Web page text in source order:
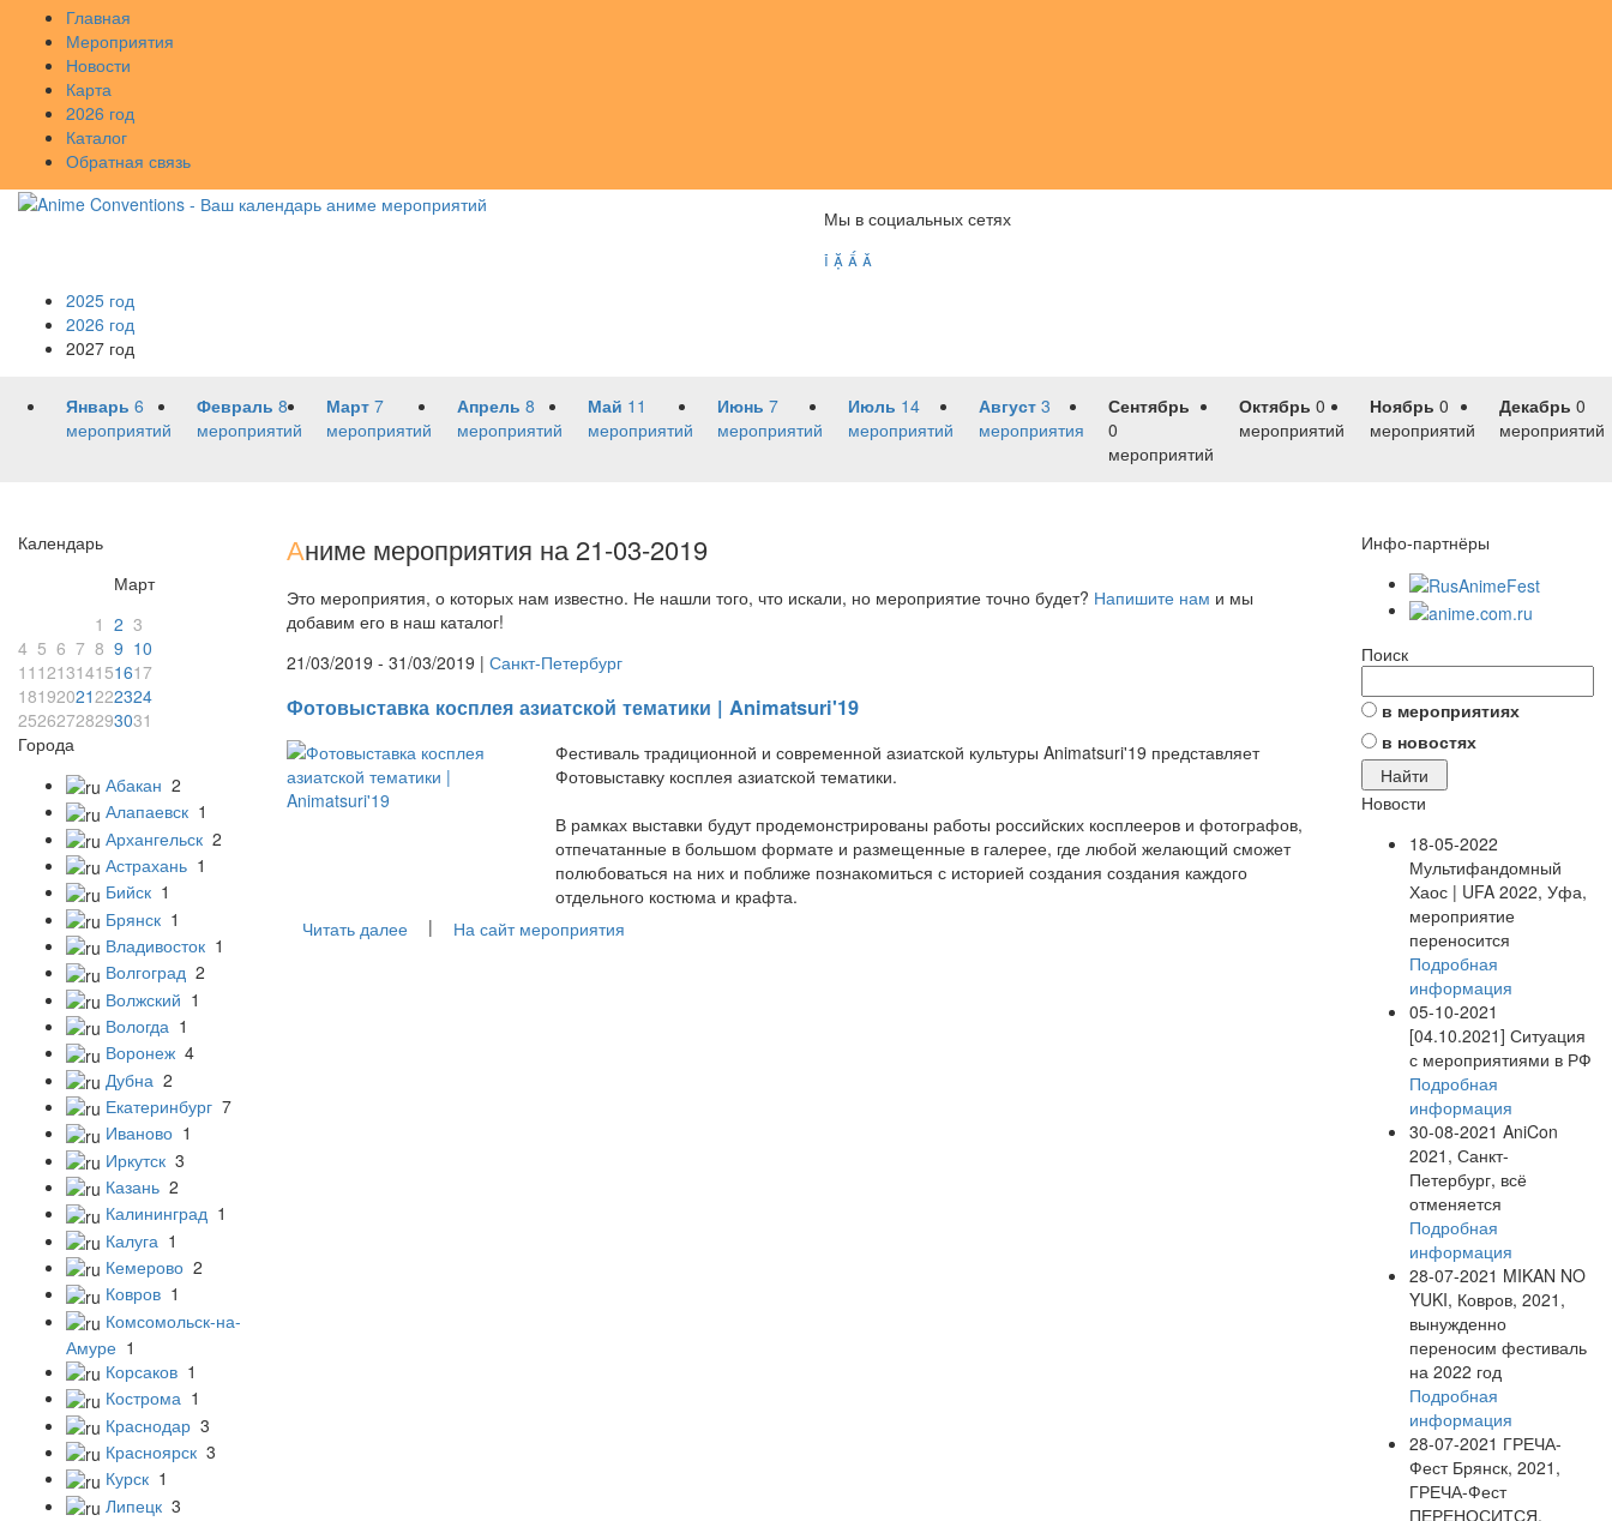
Главная
Мероприятия
Новости
Карта
2026 год
Каталог
Обратная связь
Мы в социальных сетях
   
2025 год
2026 год
2027 год
Январь 6
мероприятий
Февраль 8
мероприятий
Март 7
мероприятий
Апрель 8
мероприятий
Май 11
мероприятий
Июнь 7
мероприятий
Июль 14
мероприятий
Август 3
мероприятия
Сентябрь
0
мероприятий
Октябрь 0
мероприятий
Ноябрь 0
мероприятий
Декабрь 0
мероприятий
Календарь
Март
1 2 3
4 5 6 7 8 9 10
11 121314151617
18192021222324
25262728293031
Города
Абакан 2
Алапаевск 1
Архангельск 2
Астрахань 1
Бийск 1
Брянск 1
Владивосток 1
Волгоград 2
Волжский 1
Вологда 1
Воронеж 4
Дубна 2
Екатеринбург 7
Иваново 1
Иркутск 3
Казань 2
Калининград 1
Калуга 1
Кемерово 2
Ковров 1
Комсомольск-на-
Амуре 1
Корсаков 1
Кострома 1
Краснодар 3
Красноярск 3
Курск 1
Липецк 3
Аниме мероприятия на 21-03-2019
Это мероприятия, о которых нам известно. Не нашли того, что искали, но мероприятие точно будет? Напишите нам и мы
добавим его в наш каталог!
21/03/2019 - 31/03/2019 | Санкт-Петербург
Фотовыставка косплея азиатской тематики | Animatsuri'19
Фестиваль традиционной и современной азиатской культуры Animatsuri'19 представляет
Фотовыставку косплея азиатской тематики.
В рамках выставки будут продемонстрированы работы российских косплееров и фотографов,
отпечатанные в большом формате и размещенные в галерее, где любой желающий сможет
полюбоваться на них и поближе познакомиться с историей создания создания каждого
отдельного костюма и крафта.
Читать далее
| На сайт мероприятия
Инфо-партнёры
Поиск
в мероприятиях
в новостях
Новости
18-05-2022
Мультифандомный
Хаос | UFA 2022, Уфа,
мероприятие
переносится
Подробная
информация
05-10-2021
[04.10.2021] Ситуация
с мероприятиями в РФ
Подробная
информация
30-08-2021 AniCon
2021, Санкт-
Петербург, всё
отменяется
Подробная
информация
28-07-2021 MIKAN NO
YUKI, Ковров, 2021,
вынужденно
переносим фестиваль
на 2022 год
Подробная
информация
28-07-2021 ГРЕЧА-
Фест Брянск, 2021,
ГРЕЧА-Фест
ПЕРЕНОСИТСЯ.